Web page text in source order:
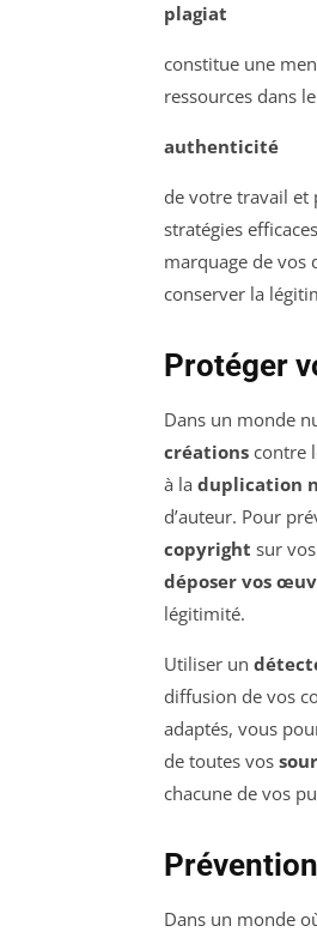
plagiat
constitue une
ressources dans
authenticité
de votre travail et
stratégies
marquage de vos
conserver la
Protéger
Dans un monde
créations contre
à la duplication
d’auteur. Pour
copyright sur
déposer vos
légitimité.
Utiliser un
diffusion de vos
adaptés, vous
de toutes vos
chacune de vos
Dans un monde